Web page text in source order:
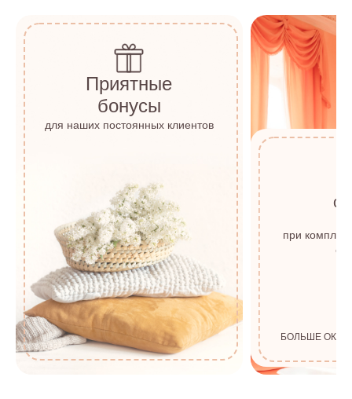
Приятные
бонусы
для наших постоянных клиентов
при
от
БОЛЬШЕ